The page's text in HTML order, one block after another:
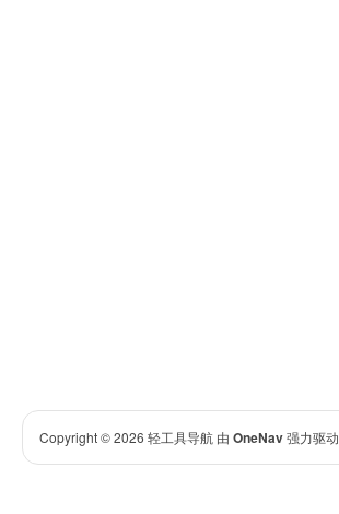
Copyright © 2026 轻工具导航 由 OneNav强力驱动